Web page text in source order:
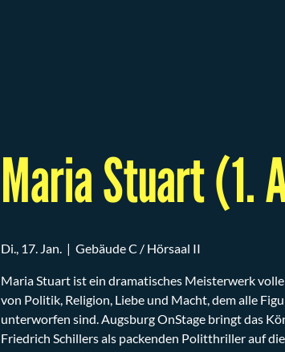
Maria Stuart (1.
Di., 17. Jan.
  |
Gebäude C / Hörsaal II
Maria Stuart ist ein dramatisches Meisterwerk
von Politik, Religion, Liebe und Macht, dem alle
unterworfen sind. Augsburg OnStage bringt das
Friedrich Schillers als packenden Politthriller auf